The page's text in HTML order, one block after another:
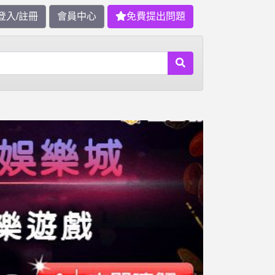
入/註冊 會員中心 免費提出問題